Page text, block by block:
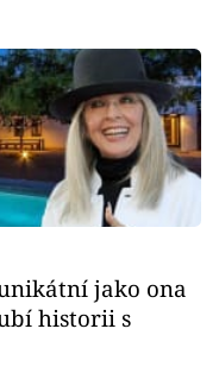
jako ona
historii s